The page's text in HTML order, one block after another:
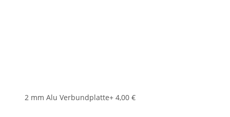
2 mm Alu Verbundplatte+ 4,00 €